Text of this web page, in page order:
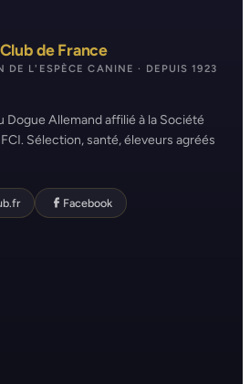
de France
DE L'ESPÈCE CANINE · DEPUIS 1923
Dogue Allemand affilié à la Société
Sélection, santé, éleveurs agréés
Facebook